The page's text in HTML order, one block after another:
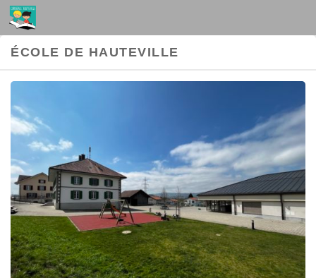
Au dessous du contenu
ÉCOLE DE HAUTEVILLE